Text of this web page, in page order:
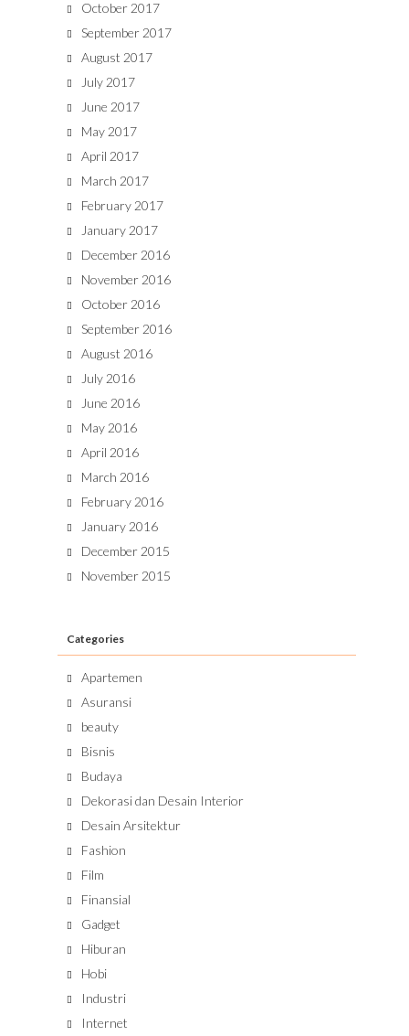
October 2017
September 2017
August 2017
July 2017
June 2017
May 2017
April 2017
March 2017
February 2017
January 2017
December 2016
November 2016
October 2016
September 2016
August 2016
July 2016
June 2016
May 2016
April 2016
March 2016
February 2016
January 2016
December 2015
November 2015
Categories
Apartemen
Asuransi
beauty
Bisnis
Budaya
Dekorasi dan Desain Interior
Desain Arsitektur
Fashion
Film
Finansial
Gadget
Hiburan
Hobi
Industri
Internet